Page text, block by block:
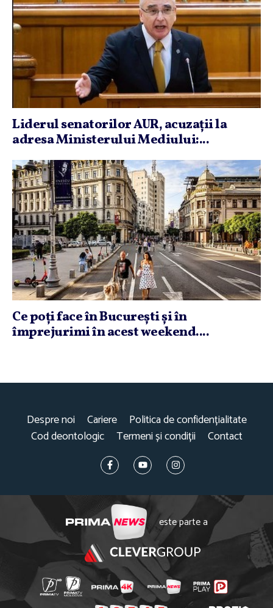
Liderul senatorilor AUR, acuzaţii la
adresa Ministerului Mediului:...
Ce poţi face în Bucureşti şi în
împrejurimi în acest weekend....
Despre noi Cariere
Politica de confidențialitate
Cod deontologic
Termeni și condiții Contact
este parte a